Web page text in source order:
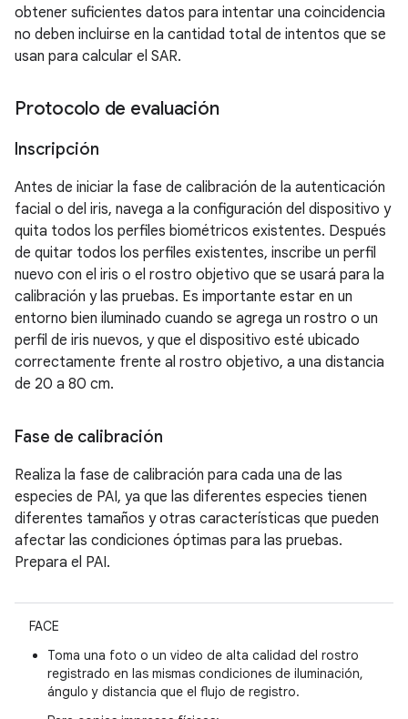
obtener suficientes datos para intentar una coincidencia
no deben incluirse en la cantidad total de intentos que se
usan para calcular el SAR.
Protocolo de evaluación
Inscripción
Antes de iniciar la fase de calibración de la autenticación
facial o del iris, navega a la configuración del dispositivo y
quita todos los perfiles biométricos existentes. Después
de quitar todos los perfiles existentes, inscribe un perfil
nuevo con el iris o el rostro objetivo que se usará para la
calibración y las pruebas. Es importante estar en un
entorno bien iluminado cuando se agrega un rostro o un
perfil de iris nuevos, y que el dispositivo esté ubicado
correctamente frente al rostro objetivo, a una distancia
de 20 a 80 cm.
Fase de calibración
Realiza la fase de calibración para cada una de las
especies de PAI, ya que las diferentes especies tienen
diferentes tamaños y otras características que pueden
afectar las condiciones óptimas para las pruebas.
Prepara el PAI.
FACE
Toma una foto o un video de alta calidad del rostro
registrado en las mismas condiciones de iluminación,
ángulo y distancia que el flujo de registro.